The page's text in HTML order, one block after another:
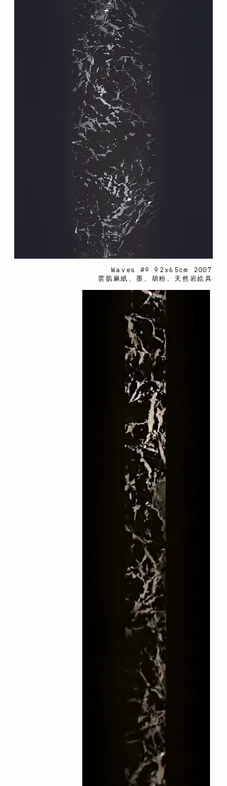
Waves #9 92x65cm 2007
雲肌麻紙、墨、胡粉、天然岩絵具